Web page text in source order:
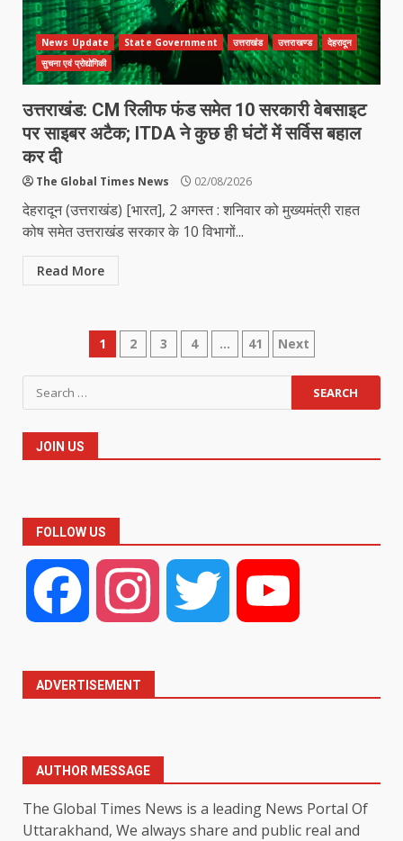
News Update State Government उत्तराखंड उत्तराखण्ड
देहरादून
सुचना एवं प्रोद्योगिकी
उत्तराखंड: CM रिलीफ फंड समेत 10 सरकारी वेबसाइट
पर साइबर अटैक; ITDA ने कुछ ही घंटों में सर्विस बहाल
कर दी
The Global Times News 02/08/2026
देहरादून (उत्तराखंड) [भारत], 2 अगस्त : शनिवार को मुख्यमंत्री राहत
कोष समेत उत्तराखंड सरकार के 10 विभागों...
Read More
Posts
pagination
1 2 3 4 … 41 Next
Search
for:
JOIN US
FOLLOW US
Facebook Instagram Twitter
ADVERTISEMENT
AUTHOR MESSAGE
The Global Times News is a leading News Portal Of
Uttarakhand, We always share and public real and